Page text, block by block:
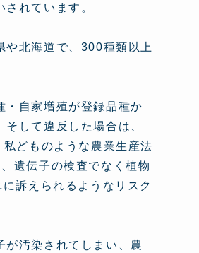
れています。
や北海道で、300種類以上
・自家増殖が登録品種か
して違反した場合は、
どものような農業生産法
遺伝子の検査でなく植物
訴えられるようなリスク
が汚染されてしまい、農